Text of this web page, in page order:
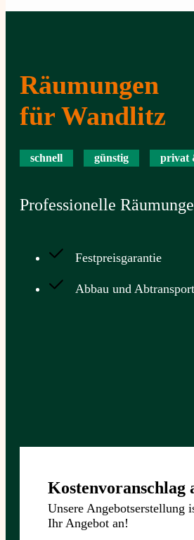
Räumungen
für Wandlitz
schnell günstig privat
Professionelle
Festpreisgarantie
Abbau und Abtransport
Kostenvoranschlag
Unsere Angebotserstellung
Ihr Angebot an!